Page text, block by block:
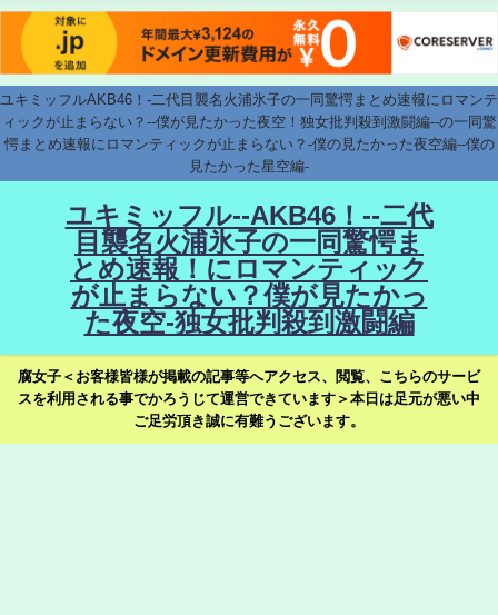
ユキミッフルAKB46！-二代目襲名火浦氷子の一同驚愕まとめ速報にロマンテ
ィックが止まらない？--僕が見たかった夜空！独女批判殺到激闘編--の一同驚
愕まとめ速報にロマンティックが止まらない？-僕の見たかった夜空編--僕の
見たかった星空編-
ユキミッフル--AKB46！--二代
目襲名火浦氷子の一同驚愕ま
とめ速報！にロマンティック
が止まらない？僕が見たかっ
た夜空-独女批判殺到激闘編
腐女子＜お客様皆様が掲載の記事等へアクセス、閲覧、こちらのサービ
スを利用される事でかろうじて運営できています＞本日は足元が悪い中
ご足労頂き誠に有難うございます。